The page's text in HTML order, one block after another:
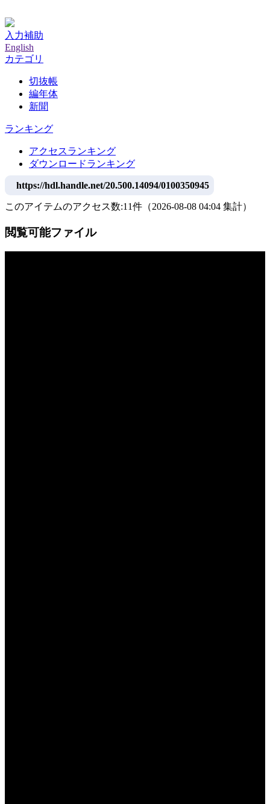
入力補助
English
カテゴリ
切抜帳
編年体
新聞
ランキング
アクセスランキング
ダウンロードランキング
https://hdl.handle.net/20.500.14094/0100350945
このアイテムのアクセス数:11件 （2026-08-08 04:04 集計）
閲覧可能ファイル